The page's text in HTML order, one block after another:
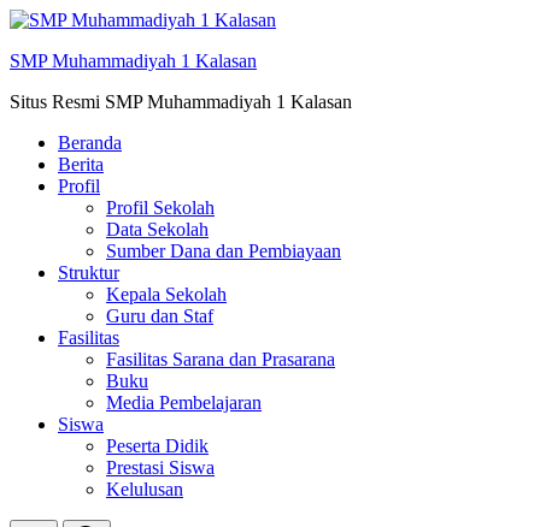
Skip
konten
SMP Muhammadiyah 1 Kalasan
Situs Resmi SMP Muhammadiyah 1 Kalasan
Beranda
Berita
Profil
Profil Sekolah
Data Sekolah
Sumber Dana dan Pembiayaan
Struktur
Kepala Sekolah
Guru dan Staf
Fasilitas
Fasilitas Sarana dan Prasarana
Buku
Media Pembelajaran
Siswa
Peserta Didik
Prestasi Siswa
Kelulusan